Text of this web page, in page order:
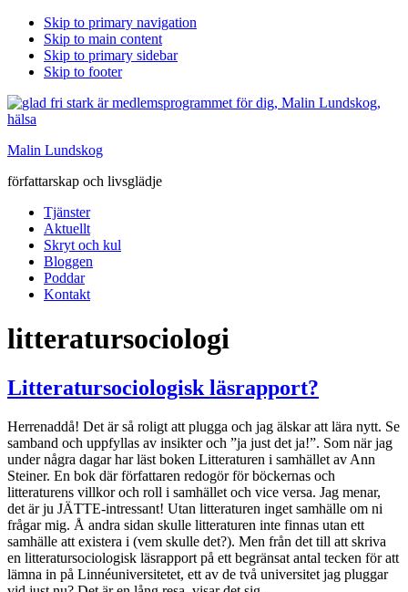
Skip to primary navigation
Skip to main content
Skip to primary sidebar
Skip to footer
Malin Lundskog
författarskap och livsglädje
Tjänster
Aktuellt
Skryt och kul
Bloggen
Poddar
Kontakt
litteratursociologi
Litteratursociologisk läsrapport?
Herrenaddå! Det är så roligt att plugga och jag älskar att lära nytt. Se
samband och uppfyllas av insikter och ”ja just det ja!”. Som när jag
under några dagar har läst boken Litteraturen i samhället av Ann
Steiner. En bok där författaren redogör för böckernas och
litteraturens villkor och roll i samhället och vice versa. Jag menar,
det är ju JÄTTE-intressant! Utan litteraturen inget samhälle om ni
frågar mig. Å andra sidan skulle litteraturen inte finnas utan ett
samhälle att existera i (vem skulle det?). Men från det till att skriva
en litteratursociologisk läsrapport på ett begränsat antal tecken för att
lämna in på Linnéuniversitetet, ett av de två universitet jag pluggar